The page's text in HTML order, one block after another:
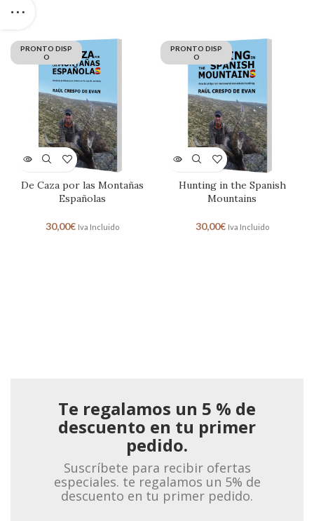
PRONTO DISP
O
De Caza por las Montañas
Españolas
30,00€ Iva Incluido
PRONTO DISP
O
Hunting in the Spanish
Mountains
30,00€ Iva Incluido
Te regalamos un 5 % de
descuento en tu primer
pedido.
Suscríbete para recibir ofertas
especiales. te regalamos un 5% de
descuento en tu primer pedido.